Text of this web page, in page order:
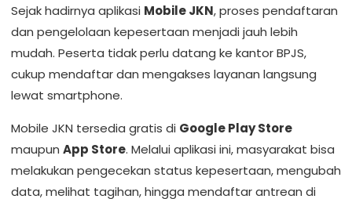
Sejak hadirnya aplikasi Mobile JKN, proses pendaftaran
dan pengelolaan kepesertaan menjadi jauh lebih
mudah. Peserta tidak perlu datang ke kantor BPJS,
cukup mendaftar dan mengakses layanan langsung
lewat smartphone.
Mobile JKN tersedia gratis di Google Play Store
maupun App Store. Melalui aplikasi ini, masyarakat bisa
melakukan pengecekan status kepesertaan, mengubah
data, melihat tagihan, hingga mendaftar antrean di